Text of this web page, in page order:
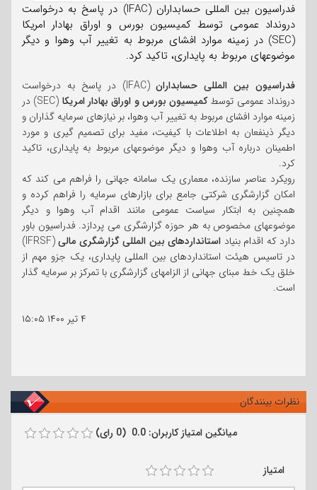
فدراسیون بین المللی حسابداران (IFAC) در پاسخ به درخواست
درونداد عمومی توسط کمیسیون بورس و اوراق بهادار امریکا
(SEC) در زمینه موارد افشای مربوط به تغییر آب وهوا و دیگر
موضوعهای مربوط به پایداری، تاکید کرد.
فدراسیون بین المللی حسابداران
(IFAC) در پاسخ به درخواست
درونداد عمومی توسطکمیسیون بورس و اوراق بهادار امریکا
(SEC) در
زمینه موارد افشای مربوط به تغییر آب وهوا، بر نیازهای سرمایه گذاران و
دیگر ذینفعان به اطلاعات با کیفیت، مفید برای تصمیم گیری و مورد
اطمینان درباره آب وهوا و دیگر موضوعهای مربوط به پایداری، تاکید
کرد.
رویکرد عناصر سازنده، معماری یک سامانه جهانی را فراهم می کند که
امکان گزارشگری شرکتی جامع برای بازارهای سرمایه را فراهم کرده و
همچنین به ابتکار سیاست عمومی مانند اقدام آب وهوا و دیگر
موضوعهای مخصوص به هر حوزه گزارشگری می پردازد. فدراسیون باور
دارد که اقدام بنیاد استانداردهای بین المللی گزارشگری مالی
(IFRSF)
در تاسیس هیئت استانداردهای بین المللی پایداری، یک جزو مهم از
خلق یک خط مبنای جهانی از الزامهای گزارشگری با تمرکز بر سرمایه گذار
است.
۴ تیر ۱۴۰۰
۱۵:۰۵
نظرات بینندگان
میانگین امتیاز کاربران: 0.0 (0 رای)
امتیاز